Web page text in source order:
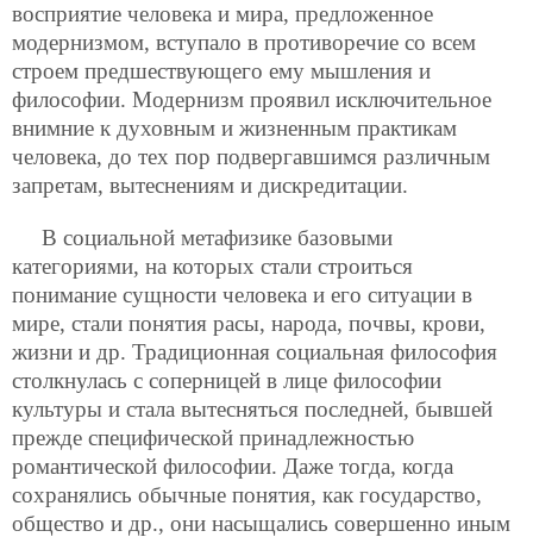
восприятие человека и мира, предложенное
модернизмом, вступало в противоречие со всем
строем предшествующего ему мышления и
философии. Модернизм проявил исключительное
внимние к духовным и жизненным практикам
человека, до тех пор подвергавшимся различным
запретам, вытеснениям и дискредитации.
В социальной метафизике базовыми
категориями, на которых стали строиться
понимание сущности человека и его ситуации в
мире, стали понятия расы, народа, почвы, крови,
жизни и др. Традиционная социальная философия
столкнулась с соперницей в лице философии
культуры и стала вытесняться последней, бывшей
прежде специфической принадлежностью
романтической философии. Даже тогда, когда
сохранялись обычные понятия, как государство,
общество и др., они насыщались совершенно иным